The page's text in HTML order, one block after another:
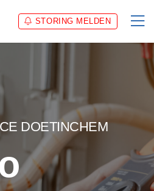
STORING MELDEN
DOETINCHEM